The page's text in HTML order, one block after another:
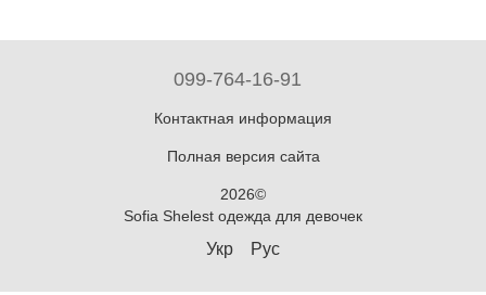
099-764-16-91
Контактная информация
Полная версия сайта
2026©
Sofia Shelest одежда для девочек
Укр Рус